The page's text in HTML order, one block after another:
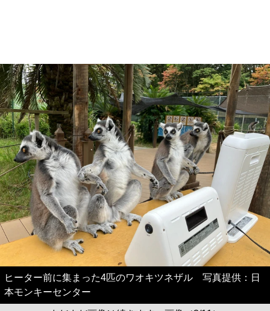
ヒーター前に集まった4匹のワオキツネザル 写真提供：日
本モンキーセンター